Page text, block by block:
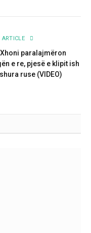
ARTICLE
Xhoni paralajmëron
e re, pjesë e klipit ish
ruse (VIDEO)